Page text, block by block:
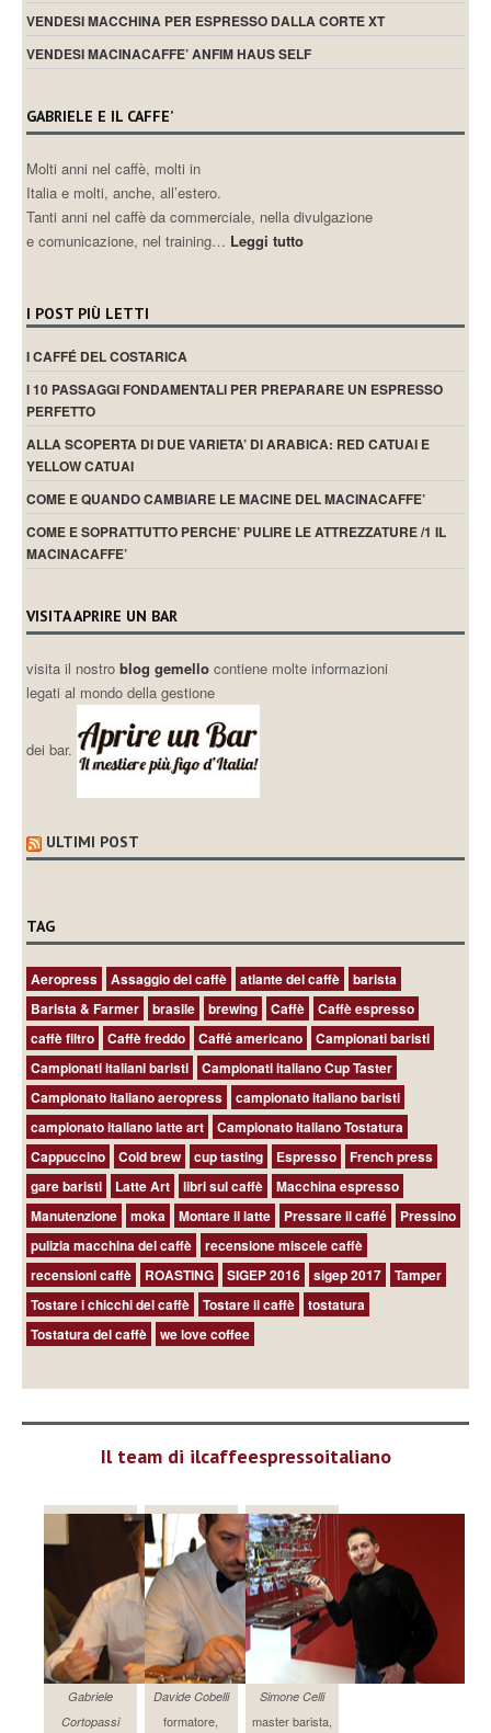
VENDESI MACCHINA PER ESPRESSO DALLA CORTE XT
VENDESI MACINACAFFE’ ANFIM HAUS SELF
GABRIELE E IL CAFFE’
Molti anni nel caffè, molti in
Italia e molti, anche, all’estero.
Tanti anni nel caffè da commerciale, nella divulgazione
e comunicazione, nel training… Leggi tutto
I POST PIÙ LETTI
I CAFFÉ DEL COSTARICA
I 10 PASSAGGI FONDAMENTALI PER PREPARARE UN ESPRESSO
PERFETTO
ALLA SCOPERTA DI DUE VARIETA’ DI ARABICA: RED CATUAI E
YELLOW CATUAI
COME E QUANDO CAMBIARE LE MACINE DEL MACINACAFFE’
COME E SOPRATTUTTO PERCHE’ PULIRE LE ATTREZZATURE /1 IL
MACINACAFFE’
VISITA APRIRE UN BAR
visita il nostroblog gemellocontiene molte informazioni
legati al mondo della gestione
dei bar.
ULTIMI POST
TAG
Aeropress Assaggio del caffè atlante del caffè
barista
Barista & Farmer
brasile brewing Caffè
Caffè espresso
caffè filtro
Caffè freddo Caffé americano
Campionati baristi
Campionati italiani baristi
Campionati italiano Cup Taster
Campionato italiano aeropress
campionato italiano baristi
campionato italiano latte art
Campionato Italiano Tostatura
Cappuccino
Cold brew cup tasting Espresso
French press
gare baristi
Latte Art libri sul caffè
Macchina espresso
Manutenzione
moka Montare il latte Pressare il caffé
Pressino
pulizia macchina del caffè
recensione miscele caffè
recensioni caffè
ROASTING SIGEP 2016 sigep 2017
Tamper
Tostare i chicchi del caffè
Tostare il caffè
tostatura
Tostatura del caffè
we love coffee
Il team di ilcaffeespressoitaliano
Gabriele
Cortopassi
Davide Cobelli
formatore,
Simone Celli
master barista,